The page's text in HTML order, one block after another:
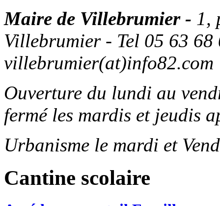
Maire de Villebrumier - 1,
Villebrumier - Tel 05 63
villebrumier(at)info82.com
Ouverture du lundi au
fermé les mardis et jeudis
Urbanisme le mardi et
Cantine scolaire